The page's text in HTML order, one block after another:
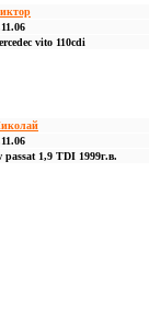
vito 110cdi
passat 1,9 TDI 1999г.в.